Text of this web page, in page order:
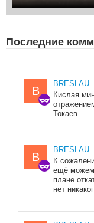
Последние
B
BRESLAU
Кислая
Токаев.
B
BRESLAU
К
ещё можем
плане
нет